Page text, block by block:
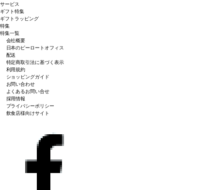
サービス
ギフト特集
ギフトラッピング
特集
特集一覧
会社概要
日本のピーロートオフィス
配送
特定商取引法に基づく表示
利用規約
ショッピングガイド
お問い合わせ
よくあるお問い合せ
採用情報
プライバシーポリシー
飲食店様向けサイト